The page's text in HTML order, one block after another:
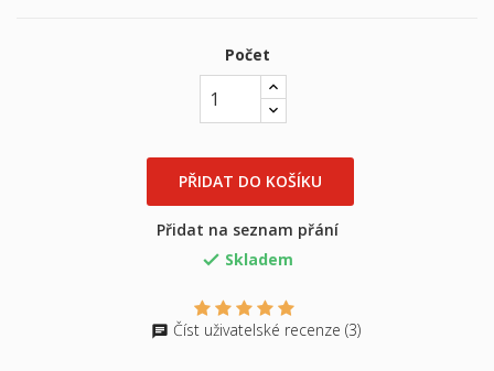
Počet
PŘIDAT DO KOŠÍKU
Přidat na seznam přání
 Skladem
Číst uživatelské recenze (3)
Můj seznam přání
add_circle_outlineVytvořit nový seznam
((cancelText)) ((createText))
Přihlásit se
Musíte být přihlášen, abyste si mohli výrobky uložit do
((cancelText)) ((loginText))